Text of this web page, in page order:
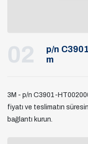
02
p/n
m
3M - p/n C3901-
fiyatı ve teslimatın
bağlantı kurun.